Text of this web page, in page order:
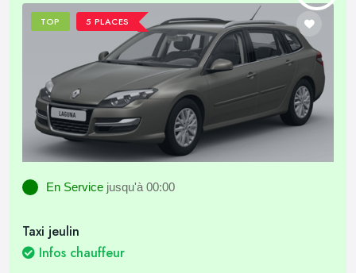
TOP 5 PLACES
En Service jusqu'à 00:00
Taxi jeulin
Infos chauffeur